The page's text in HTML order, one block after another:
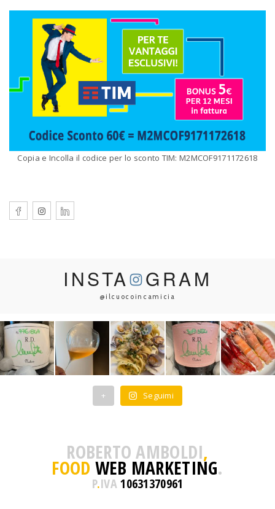
Copia e Incolla il codice per lo sconto TIM: M2MCOF9171172618
INSTA GRAM
@ilcuocoincamicia
+ Seguimi
ROBERTO AMBOLDI,
FOOD WEB MARKETING.
P.IVA10631370961